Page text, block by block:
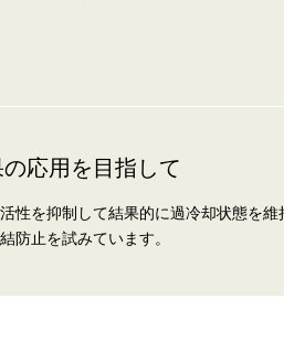
応用を目指して
性を抑制して結果的に過冷却状態を
防止を試みています。